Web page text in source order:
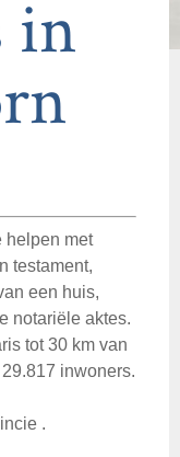
in
helpen met
testament,
een huis,
notariële aktes.
tot 30 km van
inwoners.
.